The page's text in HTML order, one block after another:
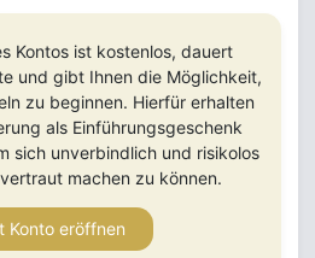
Kontos ist kostenlos, dauert
und gibt Ihnen die Möglichkeit,
zu beginnen. Hierfür erhalten
als Einführungsgeschenk
sich unverbindlich und risikolos
machen zu können.
Konto eröffnen